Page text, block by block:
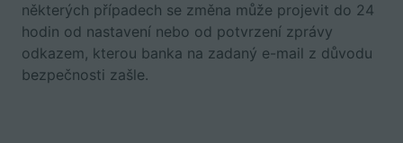
některých případech se změna může projevit do 24
hodin od nastavení nebo od potvrzení zprávy
odkazem, kterou banka na zadaný e-mail z důvodu
bezpečnosti zašle.